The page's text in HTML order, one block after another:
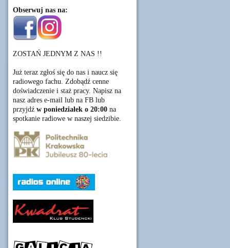
Obserwuj nas na:
ZOSTAŃ JEDNYM Z NAS !!
Już teraz zgłoś się do nas i naucz się
radiowego fachu. Zdobądź cenne
doświadczenie i staż pracy. Napisz na
nasz adres e-mail lub na FB lub
przyjdź w poniedziałek o 20:00 na
spotkanie radiowe w naszej siedzibie.